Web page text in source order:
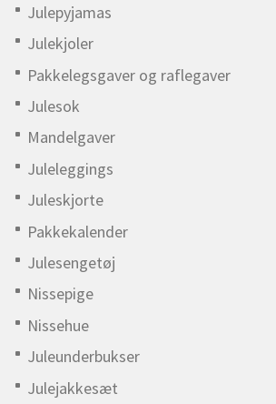
Julepyjamas
Julekjoler
Pakkelegsgaver og raflegaver
Julesok
Mandelgaver
Juleleggings
Juleskjorte
Pakkekalender
Julesengetøj
Nissepige
Nissehue
Juleunderbukser
Julejakkesæt